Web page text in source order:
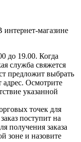
интернет-магазине
до 19.00. Когда
служба свяжется
предложит выбрать
адрес. Осмотрите
указанной
точек для
поступит на
получения заказа
зоне и назовите